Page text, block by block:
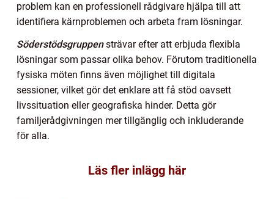
problem kan en professionell rådgivare hjälpa till att
identifiera kärnproblemen och arbeta fram lösningar.
Söderstödsgruppen strävar efter att erbjuda flexibla
lösningar som passar olika behov. Förutom traditionella
fysiska möten finns även möjlighet till digitala
sessioner, vilket gör det enklare att få stöd oavsett
livssituation eller geografiska hinder. Detta gör
familjerådgivningen mer tillgänglig och inkluderande
för alla.
Läs fler inlägg här